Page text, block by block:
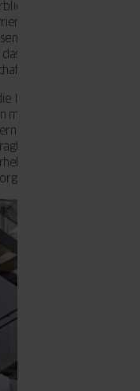
über angrenzende
zu schaffen. Dies ist
wo Sichtlinien wichtig
kleinere Räume
Integration von Türen
moderne Grundrisse
auch zur Schaffung
Die richtige Auswahl
Einfluss auf die
geplant werden.